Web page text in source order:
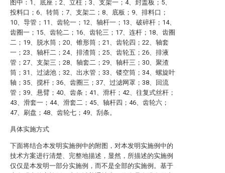
图中：1、底座；2、立柱；3、支架一；4、封盖板；5、
投料口；6、转筒；7、支架二；8、底板；9、排料口；
10、导管；11、齿轮一；12、轴杆一；13、破碎杆；14、
齿圈一；15、齿轮二；16、齿轮三；17、连杆；18、齿圈
二；19、脱水筒；20、锥形筒；21、齿轮四；22、轴套
一；23、轴杆二；24、排渣筒；25、齿轮五；26、排液
管；27、支架三；28、轴套二；29、轴杆三；30、聚渣
筒；31、过滤池；32、出水管；33、镂空筒；34、螺旋叶
轴；35、搅杆；36、齿圈三；37、过滤网罩；38、回流
管；39、悬臂；40、齿条；41、滑杆；42、往复式丝杆；
43、滑套一；44、滑套二；45、轴杆四；46、齿轮六；
47、刷盘；48、齿轮七；49、刮条。
具体实施方式
下面将结合本发明实施例中的附图，对本发明实施例中的
技术方案进行清楚、完整地描述，显然，所描述的实施例
仅仅是本发明一部分实施例，而不是全部的实施例。基于